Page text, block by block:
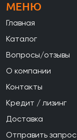
МЕНЮ
Главная
Каталог
Вопросы/отзывы
О компании
Контакты
Кредит / лизинг
Доставка
Отправить запрос